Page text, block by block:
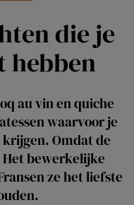
die je
hebben
au vin en quiche
waarvoor je
Omdat de
bewerkelijke
ze het liefste